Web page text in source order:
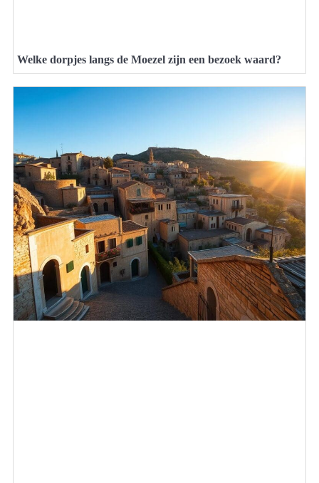
Welke dorpjes langs de Moezel zijn een bezoek waard?